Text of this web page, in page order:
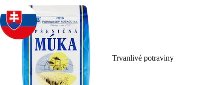
Trvanlivé potraviny